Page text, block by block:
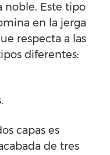
noble. Este tipo
en la jerga
respecta a las
diferentes:
capas es
de tres